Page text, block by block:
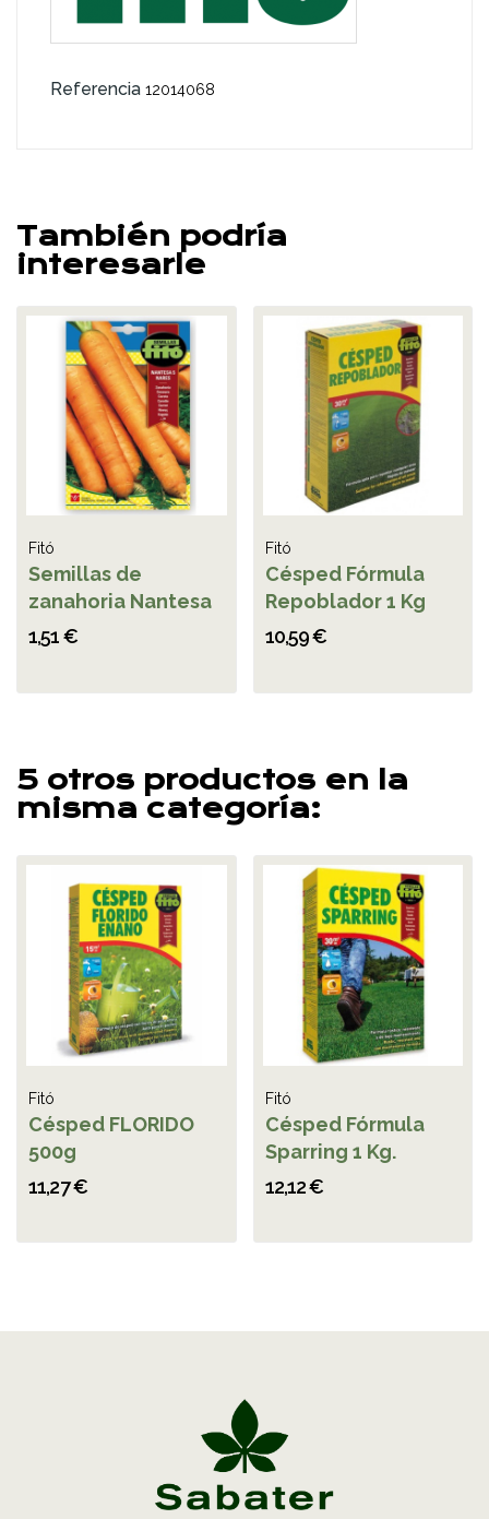
Referencia 12014068
También podría
interesarle
Fitó
Semillas de
zanahoria Nantesa
1,51 €
Fitó
Césped Fórmula
Repoblador 1 Kg
10,59 €
5 otros productos en la
misma categoría:
Fitó
Césped FLORIDO
500g
11,27 €
Fitó
Césped Fórmula
Sparring 1 Kg.
12,12 €